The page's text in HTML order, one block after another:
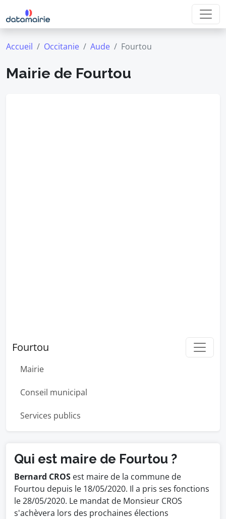
Accueil Occitanie Aude Fourtou
Mairie de Fourtou
Fourtou
Mairie
Conseil municipal
Services publics
Qui est maire de Fourtou ?
Bernard CROS est maire de la commune de
Fourtou depuis le 18/05/2020. Il a pris ses fonctions
le 28/05/2020. Le mandat de Monsieur CROS
s'achèvera lors des prochaines élections